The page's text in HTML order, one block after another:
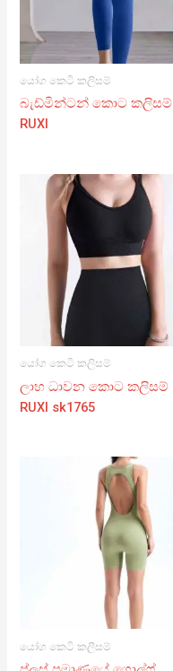
යෝග කෙටි කලිසම්
බැඩ්මින්ටන් කොට කලිසම්
RUXI
යෝග කෙටි කලිසම්
ලාභ ධාවන කොට කලිසම්
RUXI sk1765
යෝග කෙටි කලිසම්